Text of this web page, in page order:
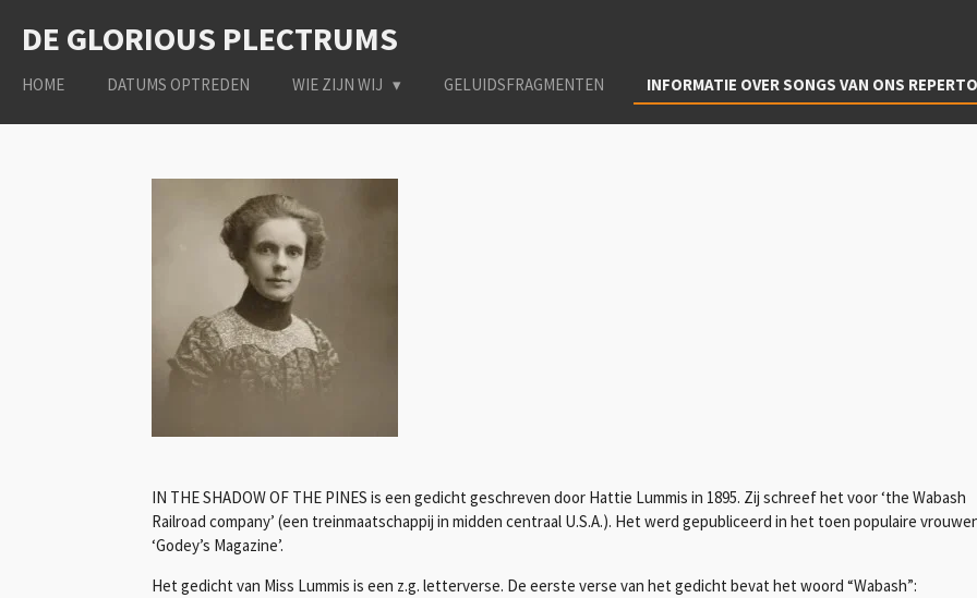
direct
de
DE GLORIOUS PLECTRUMS
HOME DATUMS OPTREDEN WIE ZIJN WIJ GELUIDSFRAGMENTEN INFORMATIE OVER SONGS VAN ONS
IN THE SHADOW OF THE PINES is een gedicht geschreven door Hattie Lummis in 1895. Zij schreef het voor ‘the Wabash
Railroad company’ (een treinmaatschappij in midden centraal U.S.A.). Het werd gepubliceerd in het toen populaire
‘Godey’s Magazine’.
Het gedicht van Miss Lummis is een z.g. letterverse. De eerste verse van het gedicht bevat het woord “Wabash”: